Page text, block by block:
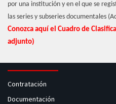
por una institución y en el que se
las series y subseries documentales
Conozca aquí el Cuadro de
adjunto)
Contratación
Documentación